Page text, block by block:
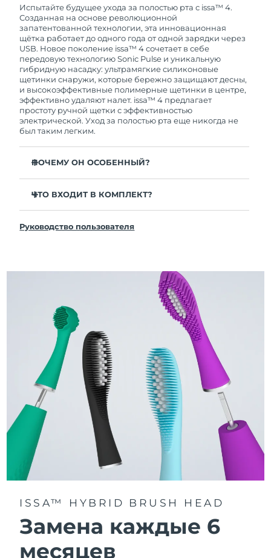
Это означает, что если в течение 2-х лет со дня
покупки с продуктом возникнут проблемы,
FOREO заменит его бесплатно.
Испытайте будущее ухода за полостью рта с issa™ 4.
Созданная на основе революционной
запатентованной технологии, эта инновационная
щётка работает до одного года от одной зарядки через
USB. Новое поколение issa™ 4 сочетает в себе
передовую технологию Sonic Pulse и уникальную
гибридную насадку: ультрамягкие силиконовые
щетинки снаружи, которые бережно защищают десны,
и высокоэффективные полимерные щетинки в центре,
эффективно удаляют налет. issa™ 4 предлагает
простоту ручной щетки с эффективностью
электрической. Уход за полостью рта еще никогда не
был таким легким.
ПОЧЕМУ ОН ОСОБЕННЫЙ?
рта улучшается на 140% всего за 1 месяц.
Клинически доказано, что issa™ 4 удаляет на 30%
Гибридная насадка служит в 2 раза дольше -
требуется замена всего 1 раз в 6 месяцев.
3 режима чистки: Deep Clean, Whitening и Sensitive.
Технология Sonic Pulse обеспечивает 11 000
пульсаций в минуту для глубокого и бережного
очищения всей полости рта.
Получите доступ к индивидуальным режимам
чистки через приложение FOREO For You.
ЧТО ВХОДИТ В КОМПЛЕКТ?
Кабель для зарядки USB
Инструкция пользователя issa™
Руководство пользователя
ISSA™ HYBRID BRUSH HEAD
Замена каждые 6
месяцев